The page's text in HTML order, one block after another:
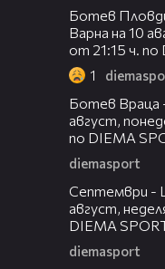
Ботев
Варна на 10
от 21:15 ч. по
1
Ботев Враца
август,
по DIEMA
diemasport
Септември -
август,
DIEMA
diemasport